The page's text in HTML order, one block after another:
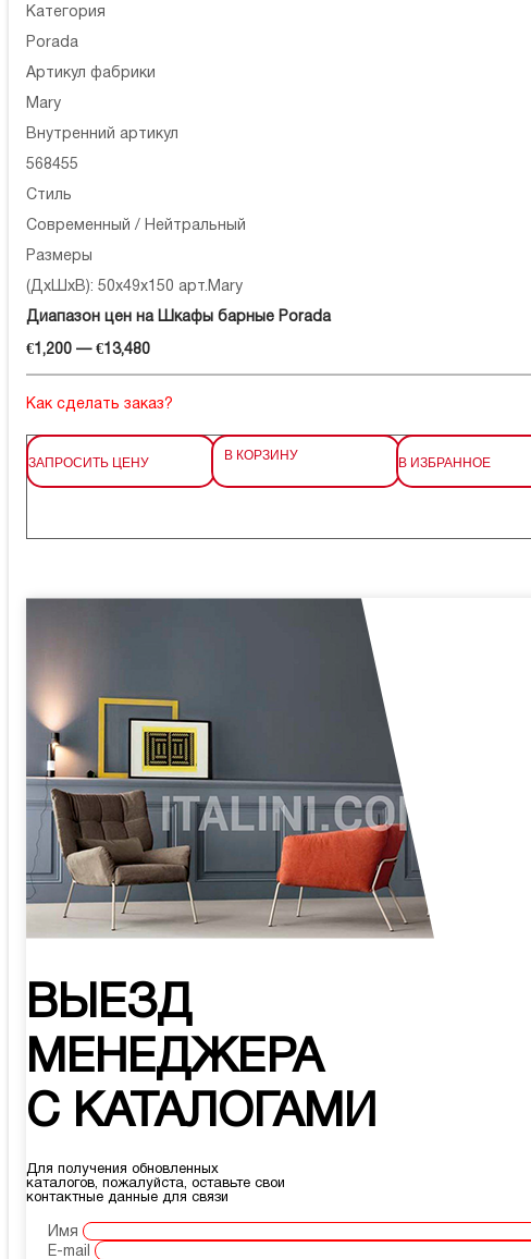
Категория
Porada
Артикул фабрики
Mary
Внутренний артикул
568455
Стиль
Современный / Нейтральный
Размеры
(ДхШхВ): 50x49x150 арт.Mary
Диапазон цен на Шкафы барные Porada
€1,200 — €13,480
Как сделать заказ?
ЗАПРОСИТЬ ЦЕНУ В КОРЗИНУ В ИЗБРАННОЕ
ВЫЕЗД
МЕНЕДЖЕРА
С КАТАЛОГАМИ
Для получения обновленных
каталогов, пожалуйста, оставьте свои
контактные данные для связи
Имя
E-mail